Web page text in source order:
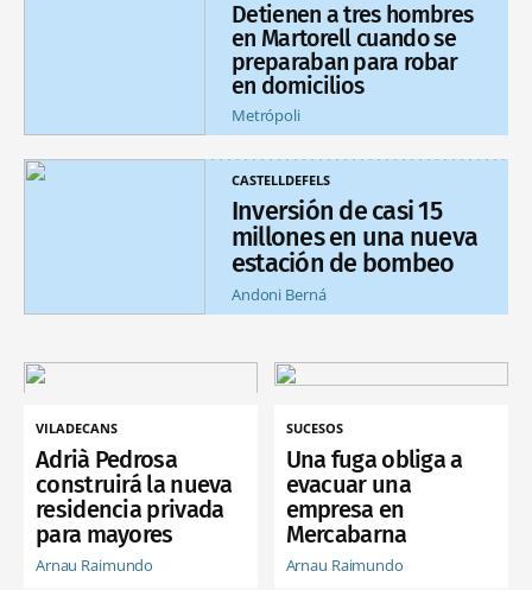
Detienen a tres hombres
en Martorell cuando se
preparaban para robar
en domicilios
Metrópoli
CASTELLDEFELS
Inversión de casi 15
millones en una nueva
estación de bombeo
Andoni Berná
VILADECANS
Adrià Pedrosa
construirá la nueva
residencia privada
para mayores
Arnau Raimundo
SUCESOS
Una fuga obliga a
evacuar una
empresa en
Mercabarna
Arnau Raimundo